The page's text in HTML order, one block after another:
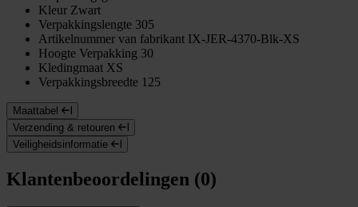
Kleur Zwart
Verpakkingslengte 305
Artikelnummer van fabrikant IX-JER-4370-Blk-XS
Hoogte Verpakking 30
Kledingmaat XS
Verpakkingsbreedte 125
Maattabel
Verzending & retouren
Veiligheidsinformatie
Klantenbeoordelingen (0)